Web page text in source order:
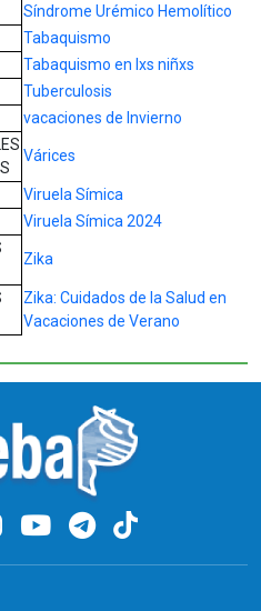
Síndrome Urémico Hemolítico
Tabaquismo
Tabaquismo en lxs niñxs
Tuberculosis
vacaciones de Invierno
Várices
Viruela Símica
Viruela Símica 2024
Zika
Zika: Cuidados de la Salud en
Vacaciones de Verano